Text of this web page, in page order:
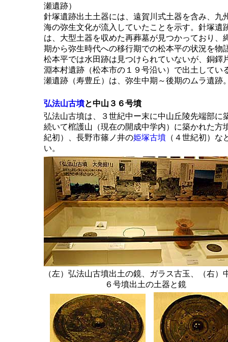
瀬遺跡）
針塚遺跡出土土器には、遠賀川式土器を含み、九
海の弥生文化が流入していたことを示す。針塚遺
は、大型土器を収めた再葬墓が見つかっており、
期から弥生時代への移行期での松本平の状況を物
松本平では水田跡は見つけられていないが、銅鐸
淵本村遺跡（松本市の１９号沿い）で出土してい
瀬遺跡（寿豊丘）は、弥生中期～後期のムラ遺跡
弘法山古墳と中山３６号墳
弘法山古墳は、３世紀中ー末に中山丘陵先端部
続いて棺護山（現在の開成中学内）に築かれた
紀初）、長野市篠ノ井の姫塚古墳 （４世紀初）
い。
（左）弘法山古墳出土の鏡、ガラス古玉、（右）
６号墳出土の土器と鏡